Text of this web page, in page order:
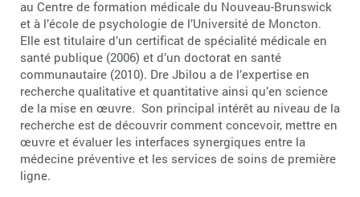
au Centre de formation médicale du Nouveau-Brunswick
et à l’école de psychologie de l’Université de Moncton.
Elle est titulaire d’un certificat de spécialité médicale en
santé publique (2006) et d’un doctorat en santé
communautaire (2010). Dre Jbilou a de l’expertise en
recherche qualitative et quantitative ainsi qu’en science
de la mise en œuvre. Son principal intérêt au niveau de la
recherche est de découvrir comment concevoir, mettre en
œuvre et évaluer les interfaces synergiques entre la
médecine préventive et les services de soins de première
ligne.